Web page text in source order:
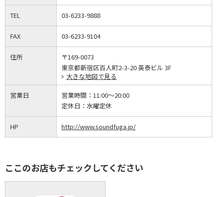
TEL 03-6233-9888
FAX 03-6233-9104
住所
〒169-0073
東京都新宿区百人町2-3-20 英泰ビル 3F
大きな地図で見る
営業日 営業時間： 11:00～20:00
定休日： 水曜定休
HP http://www.soundfuga.jp/
ここのお店もチェックしてください